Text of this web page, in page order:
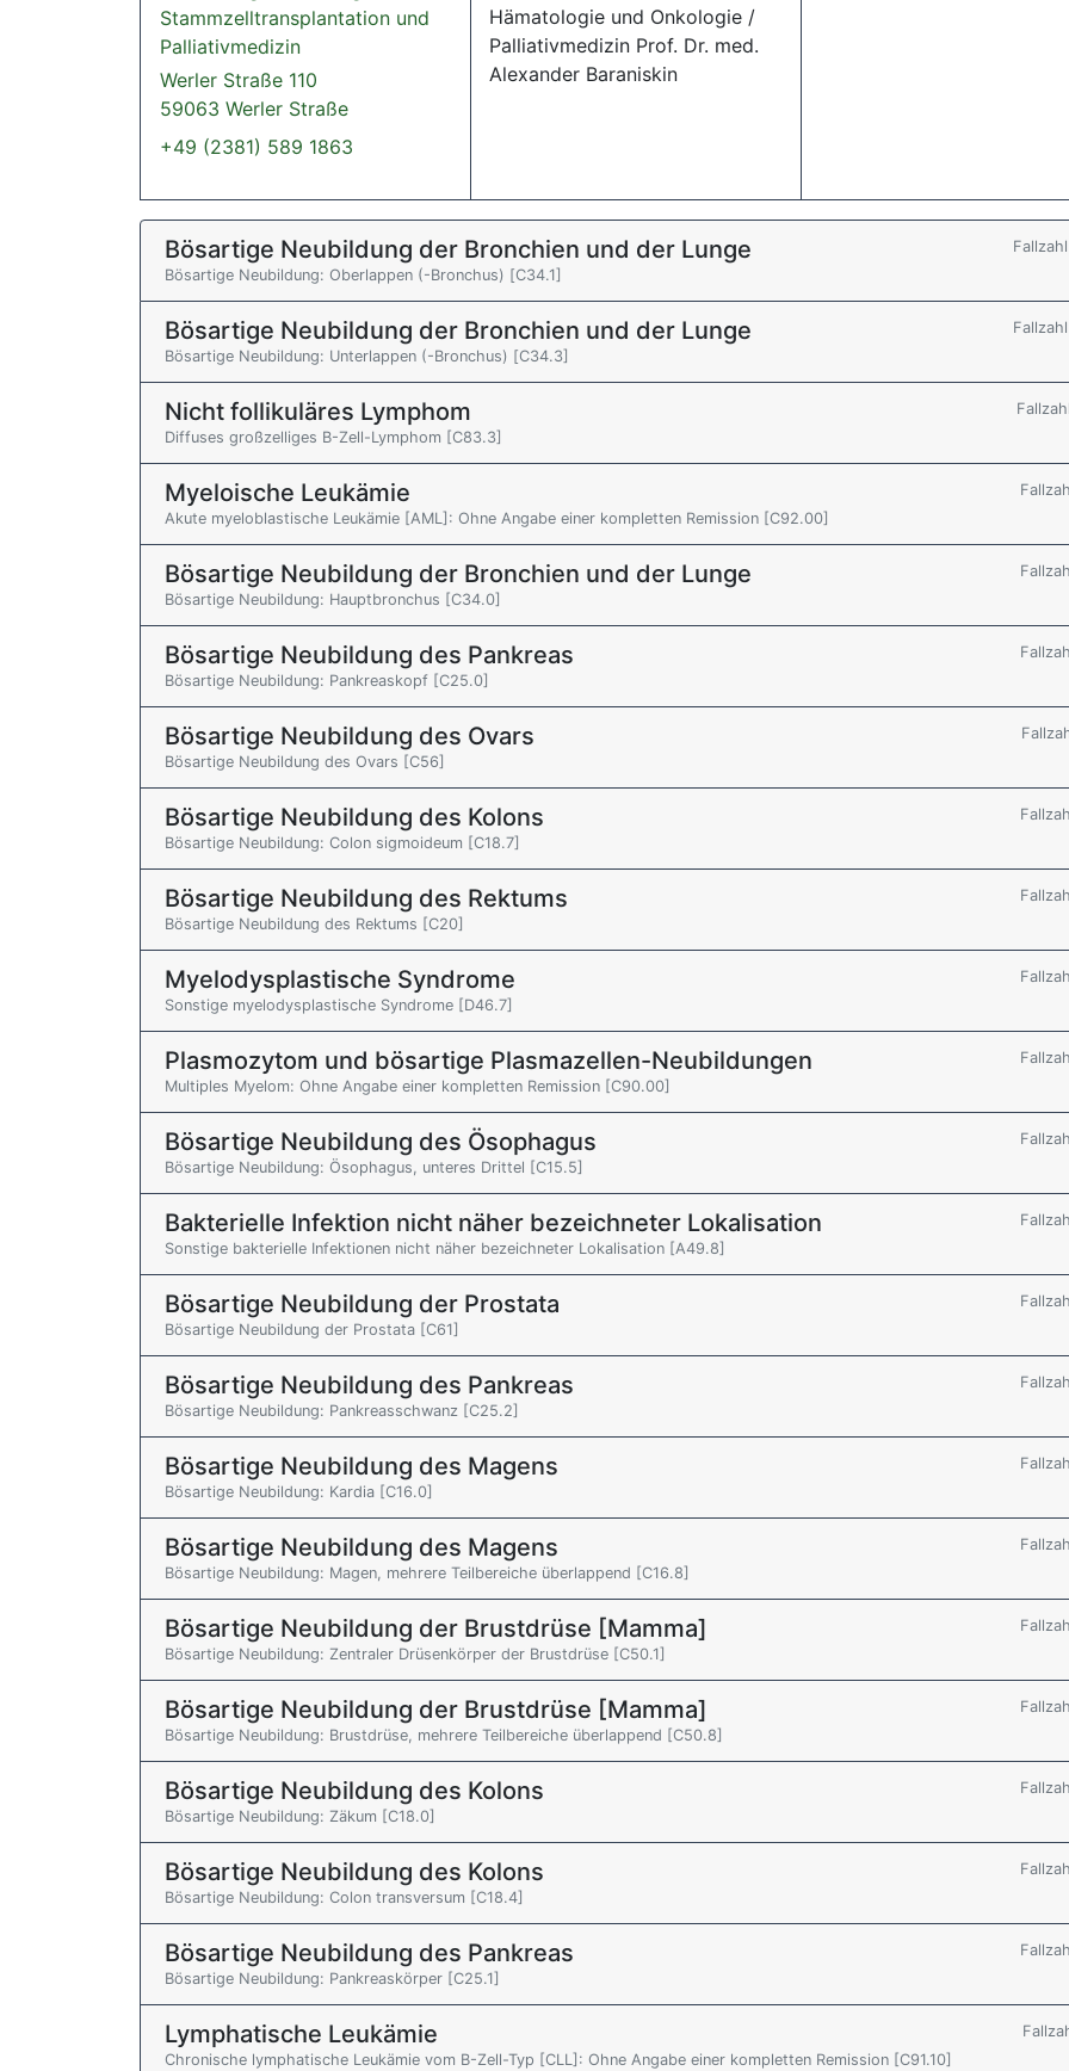
Stammzelltransplantation und
Palliativmedizin
Werler Straße 110
59063 Werler Straße
+49 (2381) 589 1863
Hämatologie und Onkologie /
Palliativmedizin Prof. Dr. med.
Alexander Baraniskin
Bösartige Neubildung der Bronchien und der Lunge
Bösartige Neubildung: Oberlappen (-Bronchus) [C34.1]
Bösartige Neubildung der Bronchien und der Lunge
Bösartige Neubildung: Unterlappen (-Bronchus) [C34.3]
Nicht follikuläres Lymphom
Diffuses großzelliges B-Zell-Lymphom [C83.3]
Myeloische Leukämie
Akute myeloblastische Leukämie [AML]: Ohne Angabe einer kompletten Remission [C92.00]
Bösartige Neubildung der Bronchien und der Lunge
Bösartige Neubildung: Hauptbronchus [C34.0]
Bösartige Neubildung des Pankreas
Bösartige Neubildung: Pankreaskopf [C25.0]
Bösartige Neubildung des Ovars
Bösartige Neubildung des Ovars [C56]
Bösartige Neubildung des Kolons
Bösartige Neubildung: Colon sigmoideum [C18.7]
Bösartige Neubildung des Rektums
Bösartige Neubildung des Rektums [C20]
Myelodysplastische Syndrome
Sonstige myelodysplastische Syndrome [D46.7]
Plasmozytom und bösartige Plasmazellen-Neubildungen
Multiples Myelom: Ohne Angabe einer kompletten Remission [C90.00]
Bösartige Neubildung des Ösophagus
Bösartige Neubildung: Ösophagus, unteres Drittel [C15.5]
Bakterielle Infektion nicht näher bezeichneter Lokalisation
Sonstige bakterielle Infektionen nicht näher bezeichneter Lokalisation [A49.8]
Bösartige Neubildung der Prostata
Bösartige Neubildung der Prostata [C61]
Bösartige Neubildung des Pankreas
Bösartige Neubildung: Pankreasschwanz [C25.2]
Bösartige Neubildung des Magens
Bösartige Neubildung: Kardia [C16.0]
Bösartige Neubildung des Magens
Bösartige Neubildung: Magen, mehrere Teilbereiche überlappend [C16.8]
Bösartige Neubildung der Brustdrüse [Mamma]
Bösartige Neubildung: Zentraler Drüsenkörper der Brustdrüse [C50.1]
Bösartige Neubildung der Brustdrüse [Mamma]
Bösartige Neubildung: Brustdrüse, mehrere Teilbereiche überlappend [C50.8]
Bösartige Neubildung des Kolons
Bösartige Neubildung: Zäkum [C18.0]
Bösartige Neubildung des Kolons
Bösartige Neubildung: Colon transversum [C18.4]
Bösartige Neubildung des Pankreas
Bösartige Neubildung: Pankreaskörper [C25.1]
Lymphatische Leukämie
Chronische lymphatische Leukämie vom B-Zell-Typ [CLL]: Ohne Angabe einer kompletten Remission [C91.10]